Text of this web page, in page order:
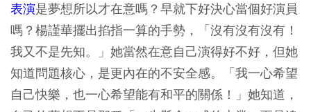
表演是夢想所以才在意嗎？早就下好決心當個好演員
嗎？楊謹華擺出掐指一算的手勢，「沒有沒有沒有！
我又不是先知。」她當然在意自己演得好不好，但她
知道問題核心，是更內在的不安全感。「我一心希望
自己快樂，也一心希望能有和平的關係！」她知道，